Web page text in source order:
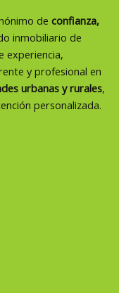
de confianza,
inmobiliario de
experiencia,
y profesional en
urbanas y rurales,
personalizada.